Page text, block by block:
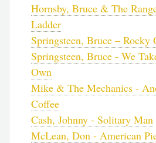
Hornsby, Bruce & The
Ladder
Springsteen, Bruce – Rocky
Springsteen, Bruce - We
Own
Mike & The Mechanics -
Coffee
Cash, Johnny - Solitary Man
McLean, Don - American